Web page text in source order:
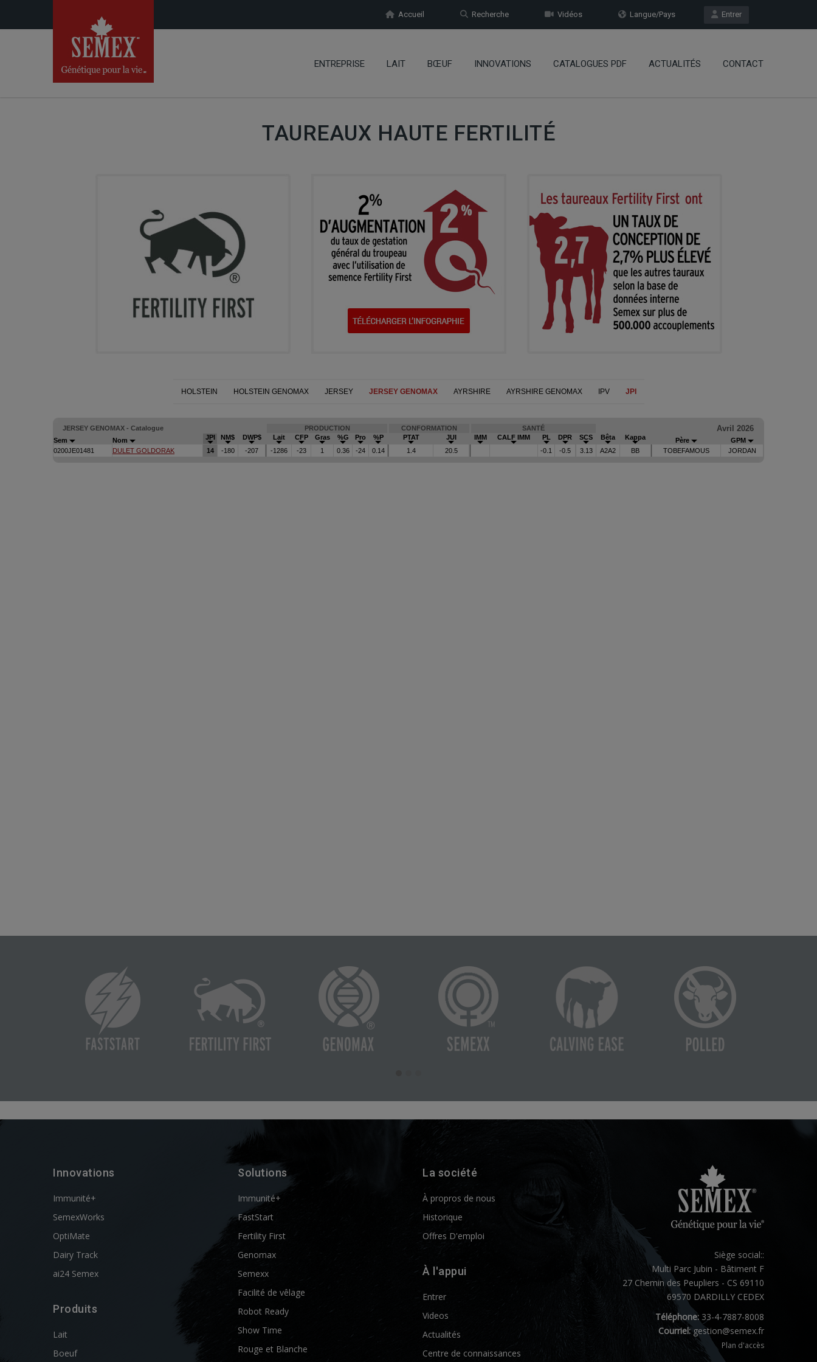
Entrer
Langue/Pays
Vidéos
Recherche
Accueil
ENTREPRISE LAIT BŒUF INNOVATIONS CATALOGUES PDF ACTUALITÉS CONTACT
TAUREAUX HAUTE FERTILITÉ
Innovations
Immunité+
SemexWorks
OptiMate
Dairy Track
ai24 Semex
Produits
Lait
Boeuf
Solutions
Immunité+
FastStart
Fertility First
Genomax
Semexx
Facilité de vêlage
Robot Ready
Show Time
Rouge et Blanche
La société
À propros de nous
Historique
Offres D'emploi
À l'appui
Entrer
Videos
Actualités
Centre de connaissances
Siège social::
Multi Parc Jubin - Bâtiment F
27 Chemin des Peupliers - CS 69110
69570 DARDILLY CEDEX
Téléphone:33-4-7887-8008
Courriel: gestion@semex.fr
Plan d'accès